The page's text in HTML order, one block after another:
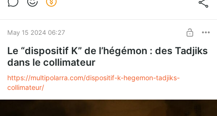
May 15 2024 06:27
Le “dispositif K” de l’hégémon : des Tadjiks
dans le collimateur
https://multipolarra.com/dispositif-k-hegemon-tadjiks-
collimateur/